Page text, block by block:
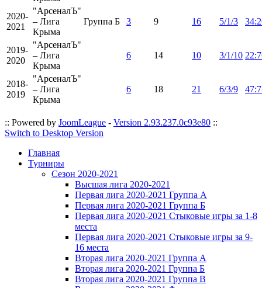
2020-
2021
"АрсеналЪ"
– Лига
Крыма
Группа Б 3 9 16 5/1/3
2019-
2020
"АрсеналЪ"
– Лига
Крыма
6 14 10 3/1/10
2018-
2019
"АрсеналЪ"
– Лига
Крыма
6 18 21 6/3/9
:: Powered by JoomLeague - Version 2.93.237.0c93e80 ::
Switch to Desktop Version
Главная
Турниры
Сезон 2020-2021
Высшая лига 2020-2021
Первая лига 2020-2021 Группа А
Первая лига 2020-2021 Группа Б
Первая лига 2020-2021 Стыковые игры за 1-8
места
Первая лига 2020-2021 Стыковые игры за 9-
16 места
Вторая лига 2020-2021 Группа А
Вторая лига 2020-2021 Группа Б
Вторая лига 2020-2021 Группа В